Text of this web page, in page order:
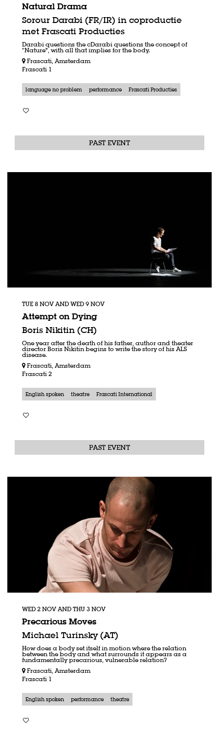
Natural Drama
Sorour Darabi (FR/IR) in coproductie
met Frascati Producties
Darabi questions the cDarabi questions the concept of
“Nature”, with all that implies for the body.
Frascati, Amsterdam
Frascati 1
language no problem performance Frascati Producties
PAST EVENT
Attempt on Dying
Boris Nikitin (CH)
TUE 8 NOVANDWED 9 NOV
One year after the death of his father, author and theater
director Boris Nikitin begins to write the story of his ALS
disease.
Frascati, Amsterdam
Frascati 2
English spoken theatre Frascati International
PAST EVENT
Precarious Moves
Michael Turinsky (AT)
WED 2 NOVANDTHU 3 NOV
How does a body set itself in motion where the relation
between the body and what surrounds it appears as a
fundamentally precarious, vulnerable relation?
Frascati, Amsterdam
Frascati 1
English spoken performance theatre